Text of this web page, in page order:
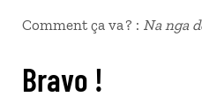
Comment ça va ? : Na nga
Bravo !